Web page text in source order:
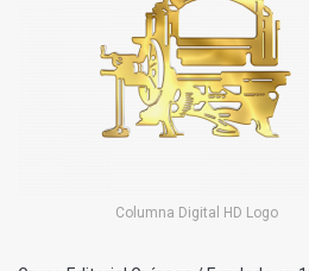
Columna Digital HD Logo